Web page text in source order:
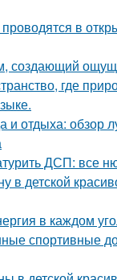
в
создающий
где
и отдыха: обзор
ДСП: все
в детской
в каждом
спортивные